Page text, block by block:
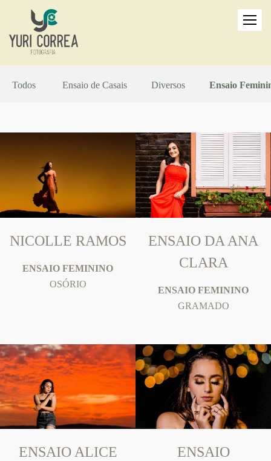
Todos Ensaio de Casais Diversos Ensaio
NICOLLE RAMOS
ENSAIO FEMININO
OSÓRIO
ENSAIO DA ANA
CLARA
ENSAIO FEMININO
GRAMADO
ENSAIO ALICE
ENSAIO